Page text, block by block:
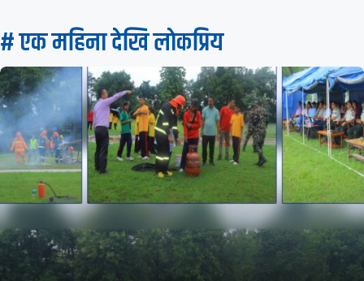
# एक महिना देखि लाेकप्रिय